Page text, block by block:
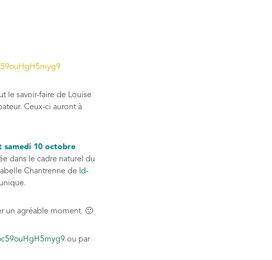
le savoir-faire de Louise
Ceux-ci auront à
samedi 10 octobre
dans le cadre naturel du
Chantrenne de Id-
un agréable moment. 🙂
ou par